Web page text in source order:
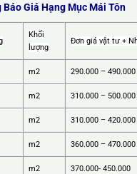
Báo Giá Hạng Mục Mái Tôn
Khối
lượng
Đơn giá vật tư +
m2 290.000 – 490.000
m2 310.000 – 500.000
m2 310.000 – 420.000
m2 360.000 – 470.000
m2 370.000- 450.000